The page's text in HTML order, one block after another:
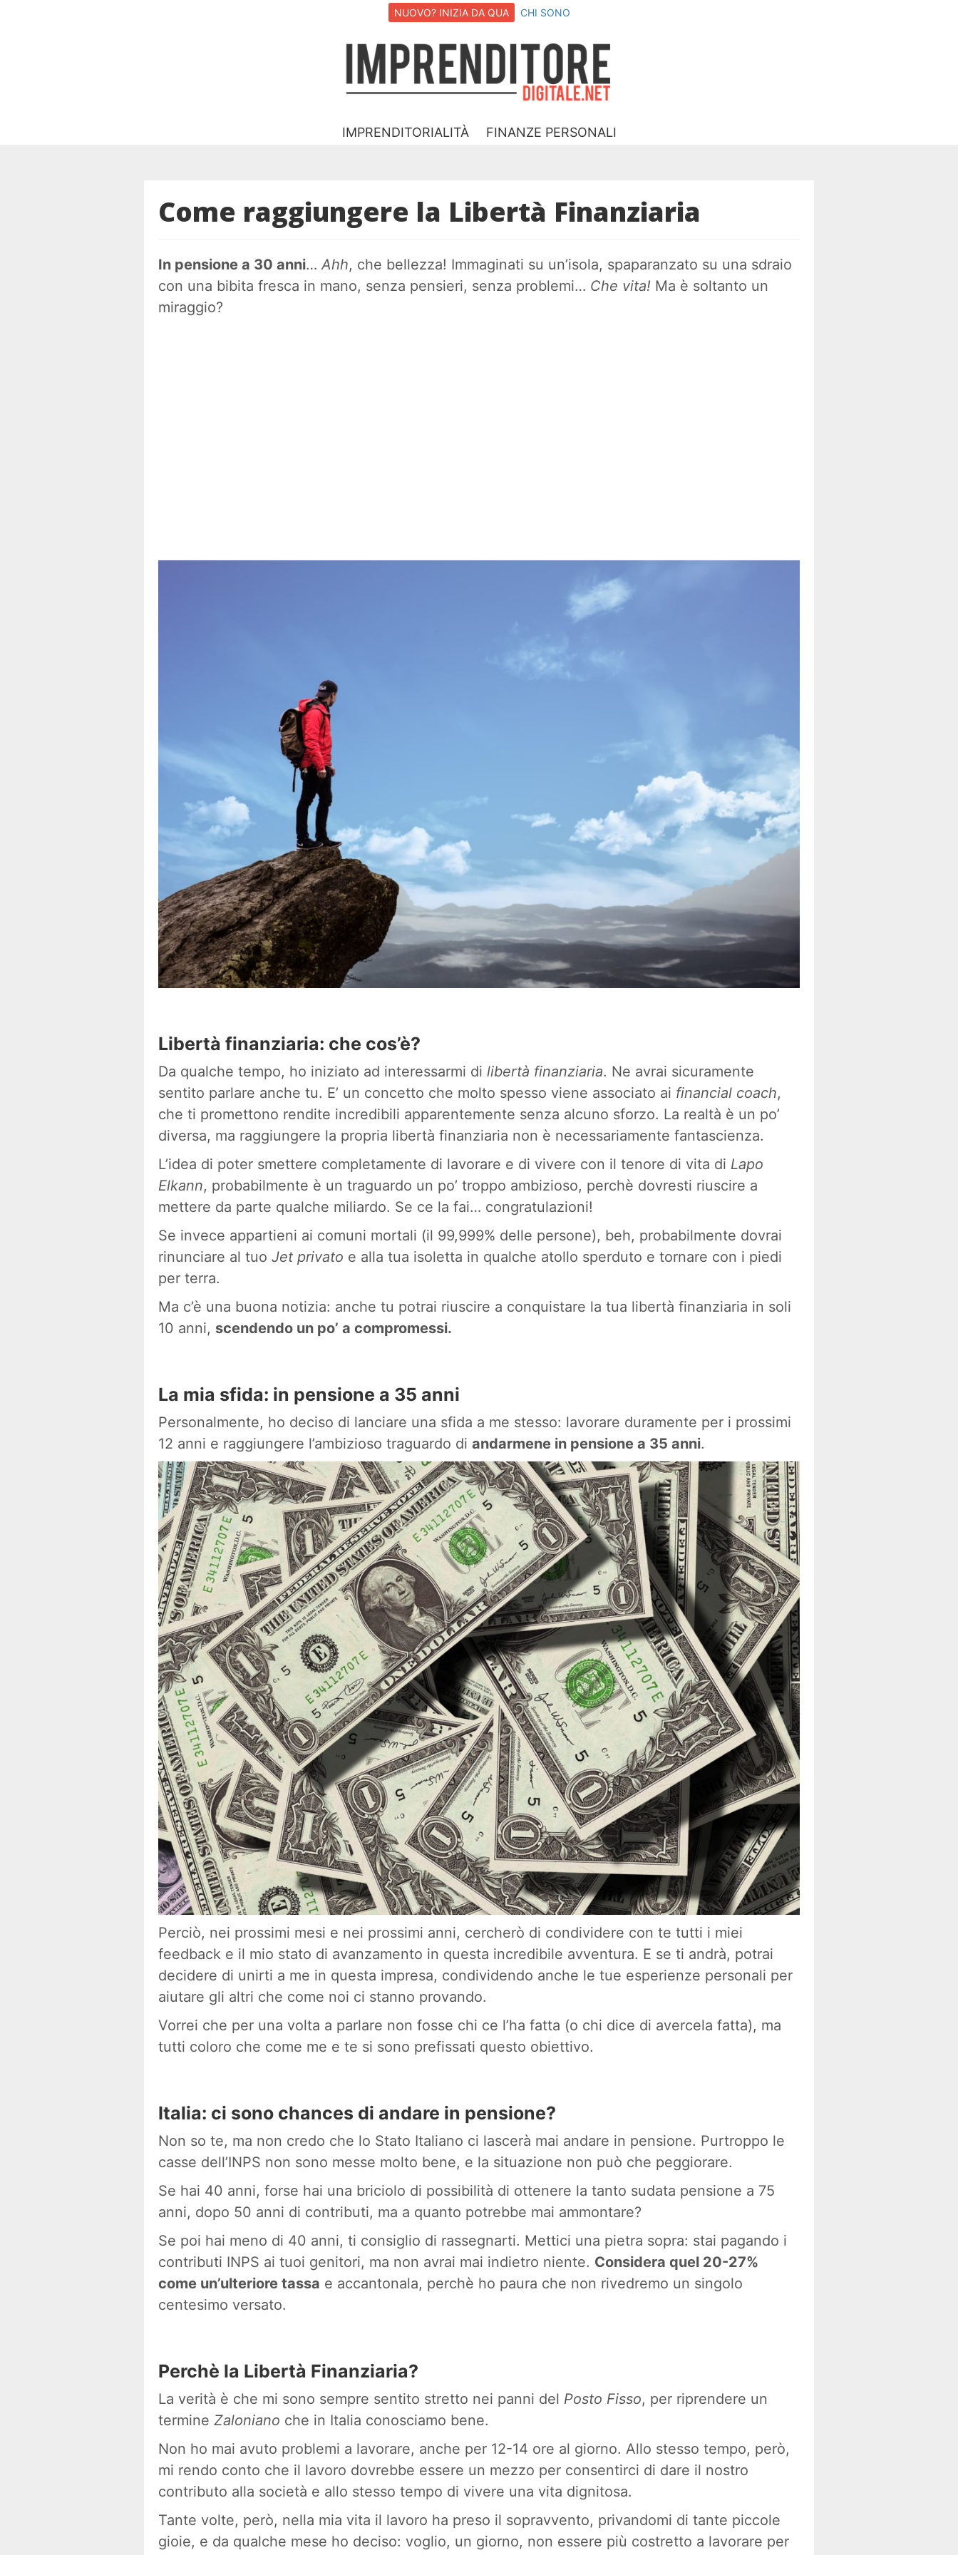
NUOVO? INIZIA DA QUA CHI SONO
IMPRENDITORIALITÀ FINANZE PERSONALI
Come raggiungere la Libertà Finanziaria
In pensione a 30 anni… Ahh, che bellezza! Immaginati su un’isola, spaparanzato su una sdraio
con una bibita fresca in mano, senza pensieri, senza problemi… Che vita! Ma è soltanto un
miraggio?
Libertà finanziaria: che cos’è?
Da qualche tempo, ho iniziato ad interessarmi di libertà finanziaria. Ne avrai sicuramente
sentito parlare anche tu. E’ un concetto che molto spesso viene associato ai financial coach,
che ti promettono rendite incredibili apparentemente senza alcuno sforzo. La realtà è un po’
diversa, ma raggiungere la propria libertà finanziaria non è necessariamente fantascienza.
L’idea di poter smettere completamente di lavorare e di vivere con il tenore di vita di Lapo
Elkann, probabilmente è un traguardo un po’ troppo ambizioso, perchè dovresti riuscire a
mettere da parte qualche miliardo. Se ce la fai… congratulazioni!
Se invece appartieni ai comuni mortali (il 99,999% delle persone), beh, probabilmente dovrai
rinunciare al tuo Jet privato e alla tua isoletta in qualche atollo sperduto e tornare con i piedi
per terra.
Ma c’è una buona notizia: anche tu potrai riuscire a conquistare la tua libertà finanziaria in soli
10 anni, scendendo un po’ a compromessi.
La mia sfida: in pensione a 35 anni
Personalmente, ho deciso di lanciare una sfida a me stesso: lavorare duramente per i prossimi
12 anni e raggiungere l’ambizioso traguardo di andarmene in pensione a 35 anni.
Perciò, nei prossimi mesi e nei prossimi anni, cercherò di condividere con te tutti i miei
feedback e il mio stato di avanzamento in questa incredibile avventura. E se ti andrà, potrai
decidere di unirti a me in questa impresa, condividendo anche le tue esperienze personali per
aiutare gli altri che come noi ci stanno provando.
Vorrei che per una volta a parlare non fosse chi ce l’ha fatta (o chi dice di avercela fatta), ma
tutti coloro che come me e te si sono prefissati questo obiettivo.
Italia: ci sono chances di andare in pensione?
Non so te, ma non credo che lo Stato Italiano ci lascerà mai andare in pensione. Purtroppo le
casse dell’INPS non sono messe molto bene, e la situazione non può che peggiorare.
Se hai 40 anni, forse hai una briciolo di possibilità di ottenere la tanto sudata pensione a 75
anni, dopo 50 anni di contributi, ma a quanto potrebbe mai ammontare?
Se poi hai meno di 40 anni, ti consiglio di rassegnarti. Mettici una pietra sopra: stai pagando i
contributi INPS ai tuoi genitori, ma non avrai mai indietro niente. Considera quel 20-27%
come un’ulteriore tassa e accantonala, perchè ho paura che non rivedremo un singolo
centesimo versato.
Perchè la Libertà Finanziaria?
La verità è che mi sono sempre sentito stretto nei panni del Posto Fisso, per riprendere un
termine Zaloniano che in Italia conosciamo bene.
Non ho mai avuto problemi a lavorare, anche per 12-14 ore al giorno. Allo stesso tempo, però,
mi rendo conto che il lavoro dovrebbe essere un mezzo per consentirci di dare il nostro
contributo alla società e allo stesso tempo di vivere una vita dignitosa.
Tante volte, però, nella mia vita il lavoro ha preso il sopravvento, privandomi di tante piccole
gioie, e da qualche mese ho deciso: voglio, un giorno, non essere più costretto a lavorare per